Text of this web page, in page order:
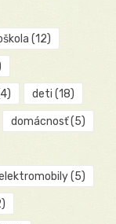
(12)
deti (18)
domácnosť(5)
(5)